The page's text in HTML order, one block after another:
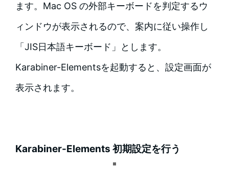
ます。Mac OS の外部キーボードを判定するウ
ィンドウが表示されるので、案内に従い操作し
「JIS日本語キーボード」とします。
Karabiner-Elementsを起動すると、設定画面が
表示されます。
Karabiner-Elements 初期設定を行う